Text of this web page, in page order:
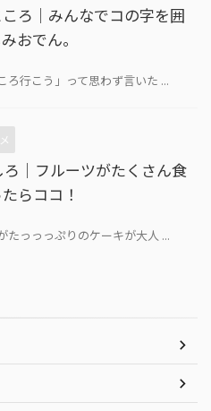
ろ｜みんなでコの字を囲
おでん。
ろ行こう」って思わず言いた ...
｜フルーツがたくさん食
らココ！
たっっっぷりのケーキが大人 ...